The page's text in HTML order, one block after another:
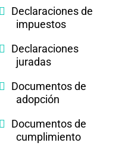
Declaraciones de
impuestos
Declaraciones
juradas
Documentos de
adopción
Documentos de
cumplimiento